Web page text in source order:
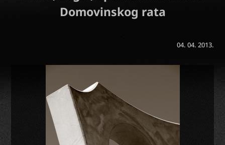
Domovinskog rata
04. 04. 2013.